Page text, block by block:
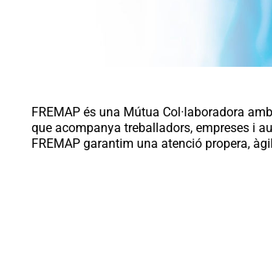
FREMAP és una Mútua Col·laboradora
que acompanya treballadors, empreses i
FREMAP garantim una atenció propera,